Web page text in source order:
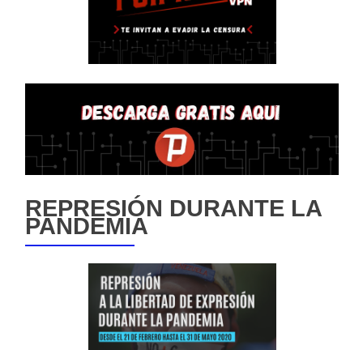
REPRESIÓN DURANTE LA
PANDEMIA